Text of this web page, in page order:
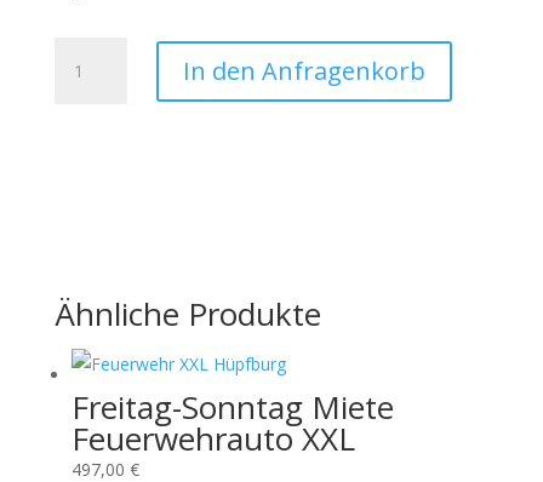
Maxi
Feuerwehrauto
In den Anfragenkorb
Ähnliche Produkte
Freitag-Sonntag Miete
Feuerwehrauto XXL
497,00 €